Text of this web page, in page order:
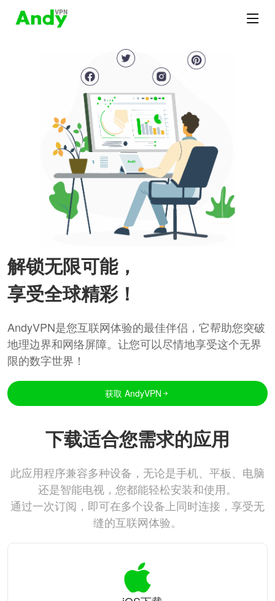
解锁无限可能，
享受全球精彩！
AndyVPN是您互联网体验的最佳伴侣，它帮助您突破
地理边界和网络屏障。让您可以尽情地享受这个无界
限的数字世界！
获取 AndyVPN
下载适合您需求的应用
此应用程序兼容多种设备，无论是手机、平板、电脑
还是智能电视，您都能轻松安装和使用。
通过一次订阅，即可在多个设备上同时连接，享受无
缝的互联网体验。